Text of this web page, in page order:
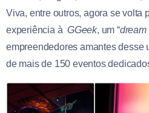
Viva, entre outros, agora se volta
experiência àGGeek, um “dream
empreendedores amantes desse
de mais de 150 eventos